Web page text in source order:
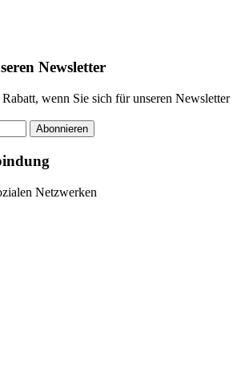
Newsletter
wenn Sie sich für unseren Newsletter
Abonnieren
Netzwerken